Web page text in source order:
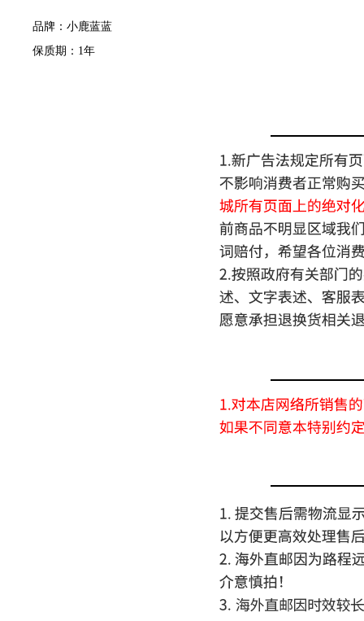
品牌：小鹿蓝蓝
保质期：1年